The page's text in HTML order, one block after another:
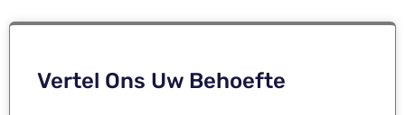
Vertel Ons Uw Behoefte